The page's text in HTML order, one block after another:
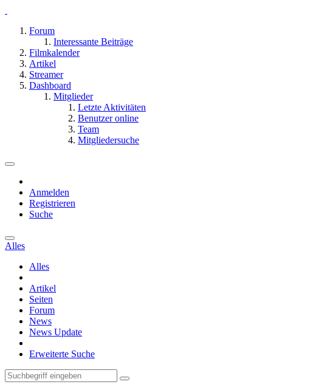
Forum
Interessante Beiträge
Filmkalender
Artikel
Streamer
Dashboard
Mitglieder
Letzte Aktivitäten
Benutzer online
Team
Mitgliedersuche
Anmelden
Registrieren
Suche
Alles
Alles
Artikel
Seiten
Forum
News
News Update
Erweiterte Suche